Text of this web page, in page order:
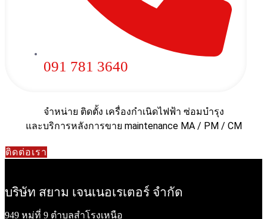
091 781 3640
จำหน่าย ติดตั้ง เครื่องกำเนิดไฟฟ้า ซ่อมบำรุง
และบริการหลังการขาย maintenance MA / PM / CM
ติดต่อเรา
บริษัท สยาม เจนเนอเรเตอร์ จำกัด
949 หมู่ที่ 9 ตำบลสำโรงเหนือ